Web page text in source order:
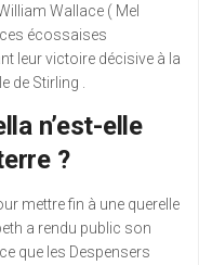
Wallace ( Mel
écossaises
leur victoire décisive à la
de Stirling .
n’est-elle
?
mettre fin à une querelle
a rendu public son
que les Despensers